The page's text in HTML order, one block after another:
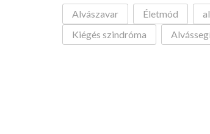
Alvászavar Életmód
Kiégés szindróma